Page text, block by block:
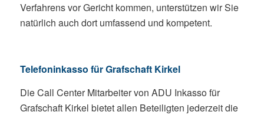
Verfahrens vor Gericht kommen, unterstützen wir Sie
natürlich auch dort umfassend und kompetent.
Telefoninkasso für Grafschaft Kirkel
Die Call Center Mitarbeiter von ADU Inkasso für
Grafschaft Kirkel bietet allen Beteiligten jederzeit die